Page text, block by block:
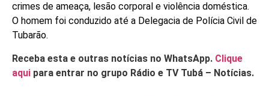
crimes de ameaça, lesão corporal e violência doméstica.
O homem foi conduzido até a Delegacia de Polícia Civil de
Tubarão.
Receba esta e outras notícias no WhatsApp. Clique
aqui para entrar no grupo Rádio e TV Tubá – Notícias.